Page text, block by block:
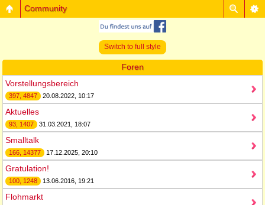
Community
Switch to full style
Foren
Vorstellungsbereich
397, 4847 20.08.2022, 10:17
Aktuelles
93, 1407 31.03.2021, 18:07
Smalltalk
166, 14377 17.12.2025, 20:10
Gratulation!
100, 1248 13.06.2016, 19:21
Flohmarkt